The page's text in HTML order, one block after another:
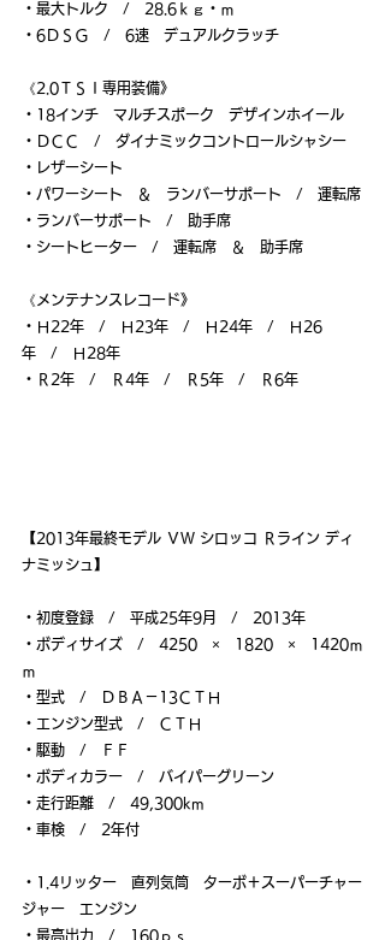
・最大トルク　/　28.6ｋｇ・ｍ
・6ＤＳＧ　/　6速　デュアルクラッチ
《2.0ＴＳＩ専用装備》
・18インチ　マルチスポーク　デザインホイール
・ＤＣＣ　/　ダイナミックコントロールシャシー
・レザーシート
・パワーシート　＆　ランバーサポート　/　運転席
・ランバーサポート　/　助手席
・シートヒーター　/　運転席　＆　助手席
《メンテナンスレコード》
・Ｈ22年　/　Ｈ23年　/　Ｈ24年　/　Ｈ26
年　/　Ｈ28年
・Ｒ2年　/　Ｒ4年　/　Ｒ5年　/　Ｒ6年
【2013年最終モデル ＶＷ シロッコ Ｒライン ディ
ナミッシュ】
・初度登録　/　平成25年9月　/　2013年
・ボディサイズ　/　4250　×　1820　×　1420ｍ
ｍ
・型式　/　ＤＢＡ－13ＣＴＨ
・エンジン型式　/　ＣＴＨ
・駆動　/　ＦＦ
・ボディカラー　/　バイパーグリーン
・走行距離　/　49,300km
・車検　/　2年付
・1.4リッター　直列気筒　ターボ＋スーパーチャー
ジャー　エンジン
・最高出力　/　160ｐｓ